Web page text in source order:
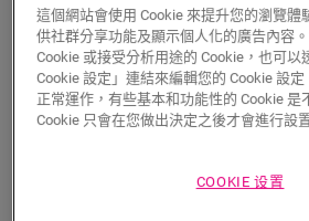
找出附近的經銷商
希望親眼看到這款地板嗎？還有少
問題！您附近的 Quick-Step 經銷商
這個網站會使用 Cookie 來提升您的瀏覽體
供社群分享功能及顯示個人化的廣告內容
Cookie 或接受分析用途的 Cookie，也可以
Cookie 設定」連結來編輯您的 Cookie 設
正常運作，有些基本和功能性的 Cookie 是
Cookie 只會在您做出決定之後才會進行設
COOKIE 设置